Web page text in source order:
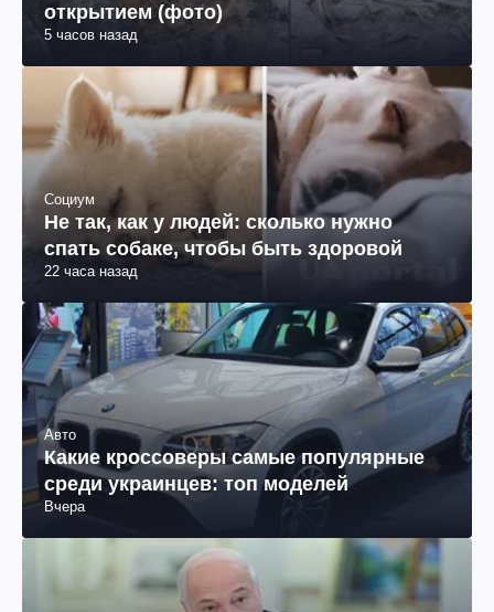
открытием (фото)
5 часов назад
Социум
Не так, как у людей: сколько нужно
спать собаке, чтобы быть здоровой
22 часа назад
Авто
Какие кроссоверы самые популярные
среди украинцев: топ моделей
Вчера